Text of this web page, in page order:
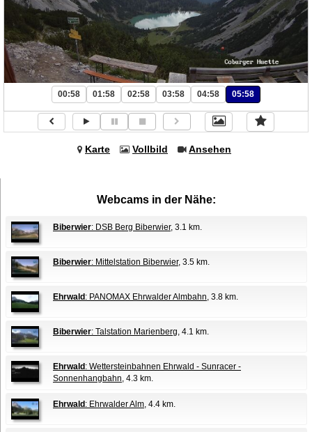
00:58 01:58 02:58 03:58 04:58 05:58
Karte Vollbild Ansehen
Webcams in der Nähe:
Biberwier: DSB Berg Biberwier, 3.1 km.
Biberwier: Mittelstation Biberwier, 3.5 km.
Ehrwald: PANOMAX Ehrwalder Almbahn , 3.8 km.
Biberwier: Talstation Marienberg , 4.1 km.
Ehrwald: Wettersteinbahnen Ehrwald - Sunracer -
Sonnenhangbahn , 4.3 km.
Ehrwald: Ehrwalder Alm , 4.4 km.